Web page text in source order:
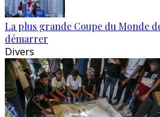
La plus grande Coupe du Monde
démarrer
Divers